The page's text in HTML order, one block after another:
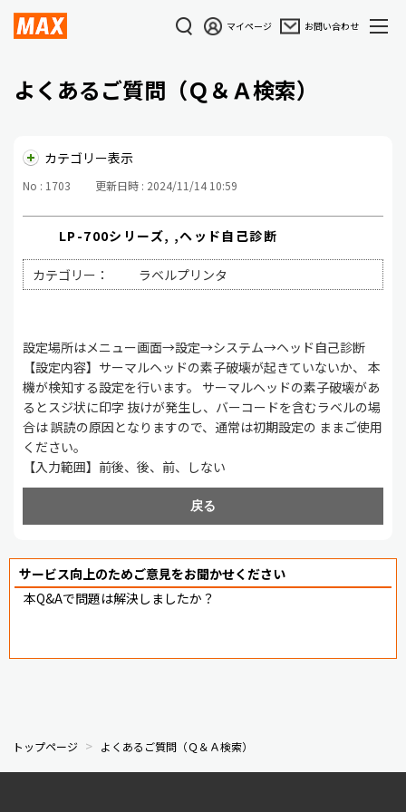
マイページ お問い合わせ
よくあるご質問（Ｑ＆Ａ検索）
カテゴリー表示
No : 1703 更新日時 : 2024/11/14 10:59
LP-700シリーズ, ,ヘッド自己診断
カテゴリー： ラベルプリンタ
設定場所はメニュー画面→設定→システム→ヘッド自己診断
【設定内容】サーマルヘッドの素子破壊が起きていないか、 本
機が検知する設定を行います。 サーマルヘッドの素子破壊があ
るとスジ状に印字 抜けが発生し、バーコードを含むラベルの場
合は 誤読の原因となりますので、通常は初期設定の ままご使用
ください。
【入力範囲】前後、後、前、しない
戻る
サービス向上のためご意見をお聞かせください
本Q&Aで問題は解決しましたか？
トップページ よくあるご質問（Ｑ＆Ａ検索）